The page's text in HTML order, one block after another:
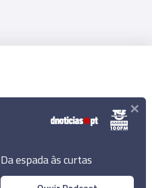
- 3º
Da espada às curtas
×